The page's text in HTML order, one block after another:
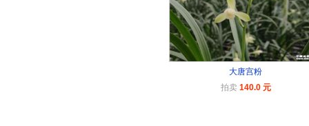
大唐宫粉
拍卖 140.0 元